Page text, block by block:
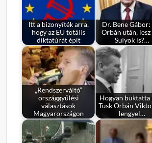
Itt a bizonyíték arra,
hogy az EU totális
diktatúrát épít
Dr. Bene Gábor:
Orbán után, lesz
Sulyok is?…
„Rendszerváltó”
országgyűlési
választások
Magyarországon
Hogyan buktatta
Tusk Orbán
lengyel…